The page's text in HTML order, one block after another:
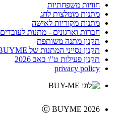
חוויות משפחתיות
מתנות מומלצות לחג
מתנות מקוריות לאישה
חברות וארגונים - מתנות לעובדים
תקנון מתנה משותפת
תקנון נסייני המתנות של BUYME
תקנון פעילות ט"ו באב 2026
privacy policy
Ⓒ BUYME 2026